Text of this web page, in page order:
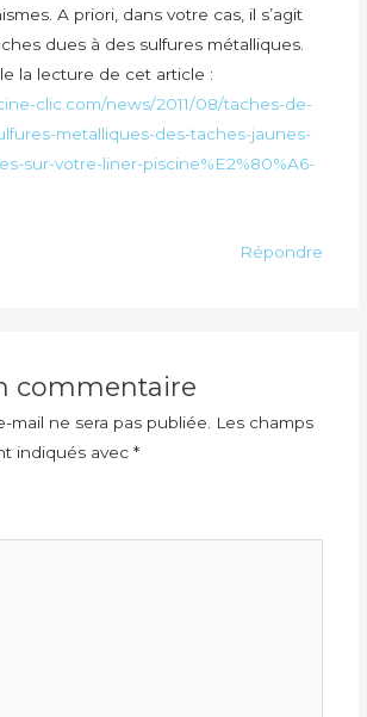
A priori, dans votre cas, il s’agit
dues à des sulfures métalliques.
la lecture de cet article :
clic.com/news/2011/08/taches-de-
metalliques-des-taches-jaunes-
sur-votre-liner-piscine%E2%80%A6-
Répondre
commentaire
mail ne sera pas publiée.
Les champs
indiqués avec *